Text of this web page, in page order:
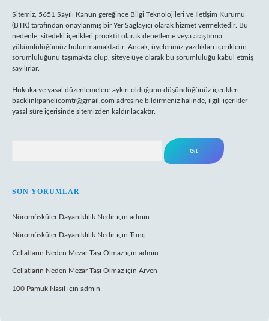
Sitemiz, 5651 Sayılı Kanun gereğince Bilgi Teknolojileri ve İletişim Kurumu
(BTK) tarafından onaylanmış bir Yer Sağlayıcı olarak hizmet vermektedir. Bu
nedenle, sitedeki içerikleri proaktif olarak denetleme veya araştırma
yükümlülüğümüz bulunmamaktadır. Ancak, üyelerimiz yazdıkları içeriklerin
sorumluluğunu taşımakta olup, siteye üye olarak bu sorumluluğu kabul etmiş
sayılırlar.
Hukuka ve yasal düzenlemelere aykırı olduğunu düşündüğünüz içerikleri,
backlinkpanelicomtr@gmail.com adresine bildirmeniz halinde, ilgili içerikler
yasal süre içerisinde sitemizden kaldırılacaktır.
SON YORUMLAR
Nöromüsküler Dayanıklılık Nediriçin admin
Nöromüsküler Dayanıklılık Nediriçin Tunç
Cellatlarin Neden Mezar Taşı Olmaz için admin
Cellatlarin Neden Mezar Taşı Olmaz için Arven
100 Pamuk Nasıl için admin